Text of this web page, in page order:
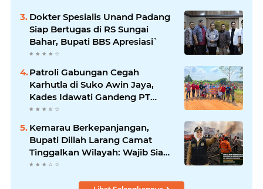
Dokter Spesialis Unand Padang
Siap Bertugas di RS Sungai
Bahar, Bupati BBS Apresiasi`
Patroli Gabungan Cegah
Karhutla di Suko Awin Jaya,
Kades Idawati Gandeng PT
BBB-S, TNI dan BPD
Kemarau Berkepanjangan,
Bupati Dillah Larang Camat
Tinggalkan Wilayah: Wajib Siaga
Hadapi Karhutla dan Kebakaran